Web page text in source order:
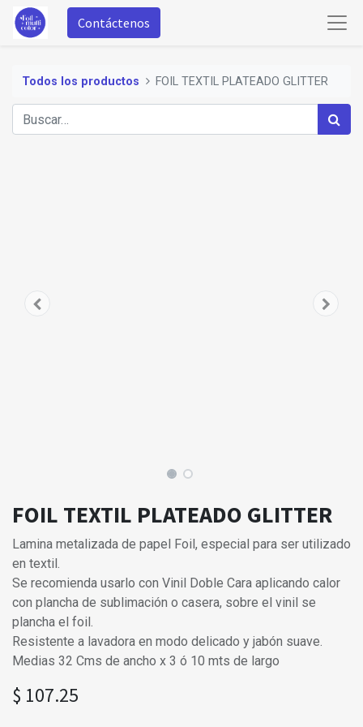
Contáctenos
Todos los productos FOIL TEXTIL PLATEADO GLITTER
FOIL TEXTIL PLATEADO GLITTER
Lamina metalizada de papel Foil, especial para ser utilizado
en textil.
Se recomienda usarlo con Vinil Doble Cara aplicando calor
con plancha de sublimación o casera, sobre el vinil se
plancha el foil.
Resistente a lavadora en modo delicado y jabón suave.
Medias 32 Cms de ancho x 3 ó 10 mts de largo
$ 107.25